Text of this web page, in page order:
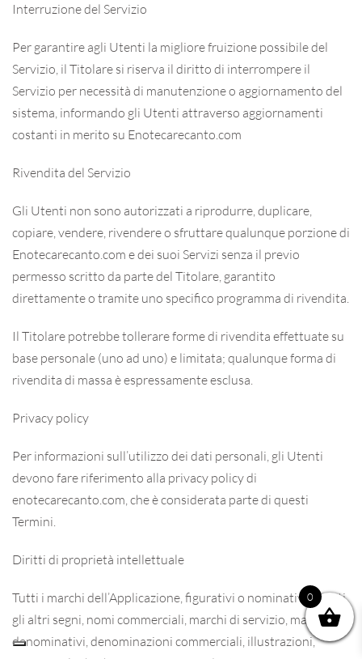
Interruzione del Servizio
Per garantire agli Utenti la migliore fruizione possibile del
Servizio, il Titolare si riserva il diritto di interrompere il
Servizio per necessità di manutenzione o aggiornamento del
sistema, informando gli Utenti attraverso aggiornamenti
costanti in merito su Enotecarecanto.com
Rivendita del Servizio
Gli Utenti non sono autorizzati a riprodurre, duplicare,
copiare, vendere, rivendere o sfruttare qualunque porzione di
Enotecarecanto.com e dei suoi Servizi senza il previo
permesso scritto da parte del Titolare, garantito
direttamente o tramite uno specifico programma di rivendita.
Il Titolare potrebbe tollerare forme di rivendita effettuate su
base personale (uno ad uno) e limitata; qualunque forma di
rivendita di massa è espressamente esclusa.
Privacy policy
Per informazioni sull’utilizzo dei dati personali, gli Utenti
devono fare riferimento alla privacy policy di
enotecarecanto.com, che è considerata parte di questi
Termini.
Diritti di proprietà intellettuale
Tutti i marchi dell’Applicazione, figurativi o nominativi, e tutti
gli altri segni, nomi commerciali, marchi di servizio, marchi
denominativi, denominazioni commerciali, illustrazioni,
0